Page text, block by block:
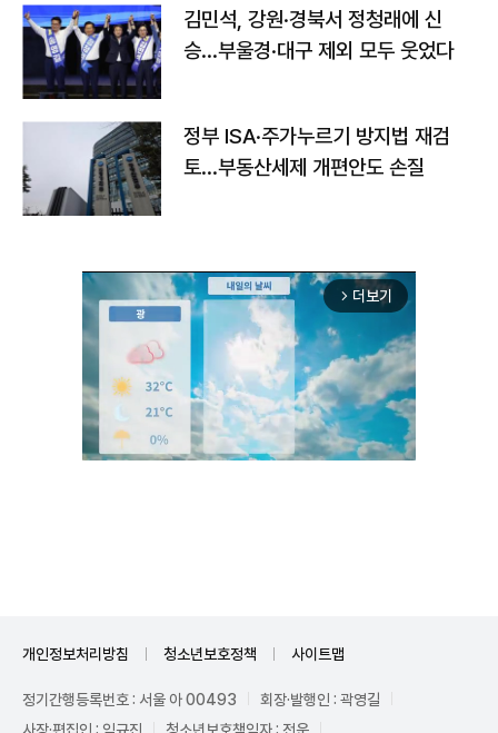
김민석, 강원·경북서 정청래에 신
승…부울경·대구 제외 모두 웃었다
정부 ISA·주가누르기 방지법 재검
토…부동산세제 개편안도 손질
arrow_forward_ios 더보기
개인정보처리방침 청소년보호정책 사이트맵
정기간행등록번호 : 서울 아 00493
회장·발행인 : 곽영길